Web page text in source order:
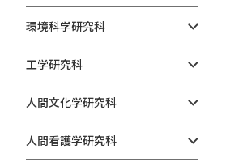
環境科学研究科
工学研究科
人間文化学研究科
人間看護学研究科